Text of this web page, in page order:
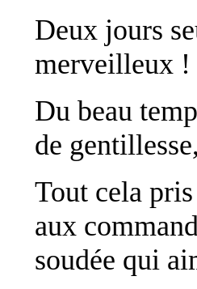
Deux jours
merveilleux !
Du beau
de
Tout cela
aux
soudée qui